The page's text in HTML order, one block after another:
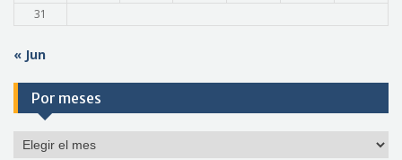
31
« Jun
Por meses
Por